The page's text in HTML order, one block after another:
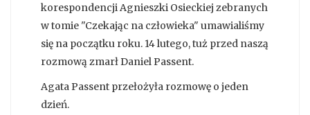
korespondencji Agnieszki Osieckiej zebranych
w tomie "Czekając na człowieka" umawialiśmy
się na początku roku. 14 lutego, tuż przed naszą
rozmową zmarł Daniel Passent.
Agata Passent przełożyła rozmowę o jeden
dzień.